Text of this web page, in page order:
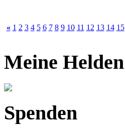
« 1 2 3 4 5 6 7 8 9 10 11 12 13 14 15
Meine Helden
Spenden